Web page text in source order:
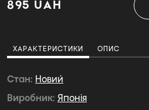
895 UAH
ХАРАКТЕРИСТИКИ ОПИС
Стан Новий
Виробник Японія